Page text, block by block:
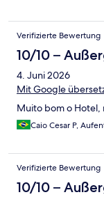
Verifizierte Bewertung
10/10 –
4. Juni 2026
Mit Google
Muito bom o Hotel,
Caio Cesar P,
Verifizierte Bewertung
10/10 –